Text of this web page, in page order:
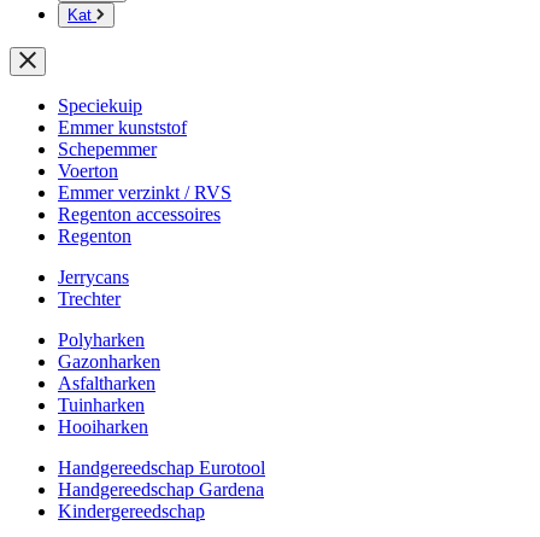
Kat
Speciekuip
Emmer kunststof
Schepemmer
Voerton
Emmer verzinkt / RVS
Regenton accessoires
Regenton
Jerrycans
Trechter
Polyharken
Gazonharken
Asfaltharken
Tuinharken
Hooiharken
Handgereedschap Eurotool
Handgereedschap Gardena
Kindergereedschap